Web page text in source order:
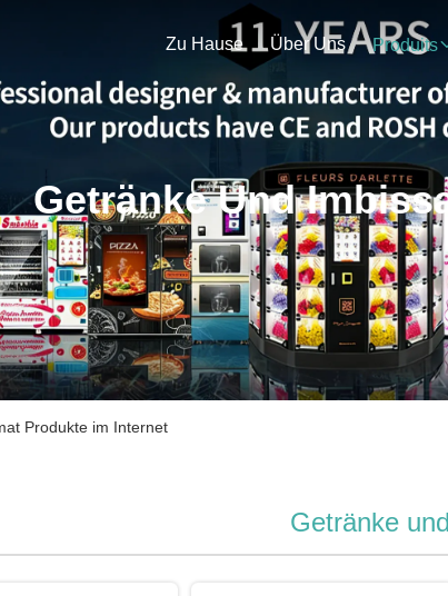
Zu Hause Über Uns Produits
Getränke Und
Produkte im Internet
Getränke